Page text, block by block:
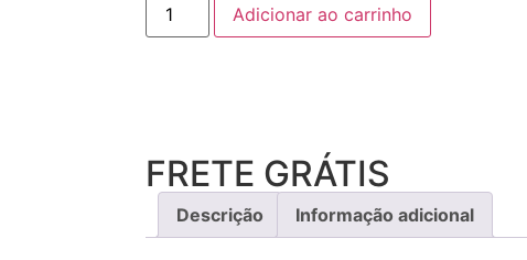
Adicionar ao carrinho
FRETE GRÁTIS
Descrição Informação adicional